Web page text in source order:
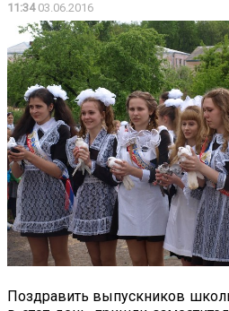
11:3403.06.2016
Поздравить выпускников